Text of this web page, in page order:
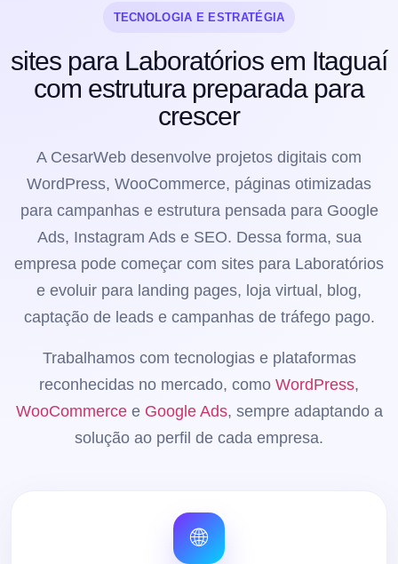
TECNOLOGIA E ESTRATÉGIA
sites para Laboratórios em Itaguaí
com estrutura preparada para
crescer
A CesarWeb desenvolve projetos digitais com
WordPress, WooCommerce, páginas otimizadas
para campanhas e estrutura pensada para Google
Ads, Instagram Ads e SEO. Dessa forma, sua
empresa pode começar com sites para Laboratórios
e evoluir para landing pages, loja virtual, blog,
captação de leads e campanhas de tráfego pago.
Trabalhamos com tecnologias e plataformas
reconhecidas no mercado, como WordPress,
WooCommercee Google Ads, sempre adaptando a
solução ao perfil de cada empresa.
🌐